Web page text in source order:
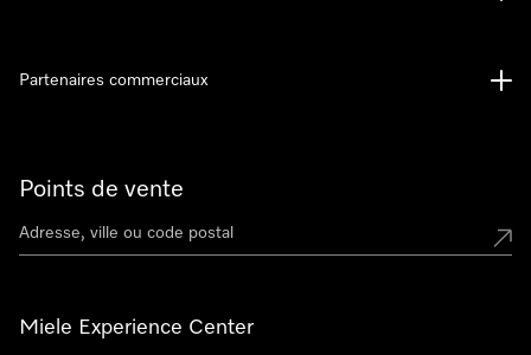
Points de vente
Miele Experience Center
Partenaires commerciaux